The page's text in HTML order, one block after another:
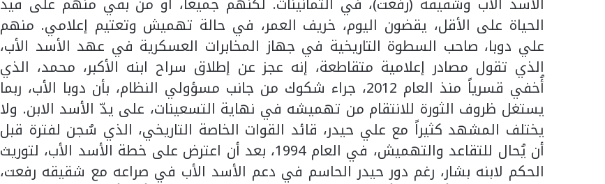
الحياة على الأقل، يقضون اليوم، خريف العمر، في حالة تهميش وتعتيم إعلامي. منهم
علي دوبا، صاحب السطوة التاريخية في جهاز المخابرات العسكرية في عهد الأسد الأب،
الذي تقول مصادر إعلامية متقاطعة، إنه عجز عن إطلاق سراح ابنه الأكبر، محمد، الذي
أُخفي قسرياً منذ العام 2012، جراء شكوك من جانب مسؤولي النظام، بأن دوبا الأب، ربما
يستغل ظروف الثورة للانتقام من تهميشه في نهاية التسعينات، على يدّ الأسد الابن. ولا
يختلف المشهد كثيراً مع علي حيدر، قائد القوات الخاصة التاريخي، الذي سُجن لفترة قبل
أن يُحال للتقاعد والتهميش، في العام 1994، بعد أن اعترض على خطة الأسد الأب، لتوريث
الحكم لابنه بشار، رغم دور حيدر الحاسم في دعم الأسد الأب في صراعه مع شقيقه رفعت،